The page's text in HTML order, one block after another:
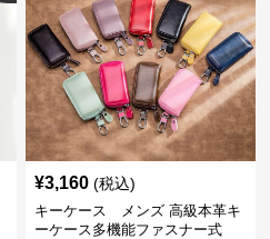
¥3,160 (税込)
キーケース メンズ 高級本革キ
ーケース多機能ファスナー式